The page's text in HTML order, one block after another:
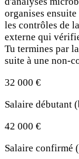
organises
les contrôles de
externe qui
Tu termines par
suite à une non-
32 000 €
Salaire débutant
42 000 €
Salaire confirmé